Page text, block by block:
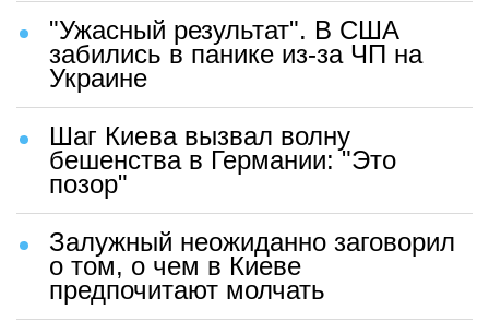
"Ужасный результат". В США
забились в панике из-за ЧП на
Украине
Шаг Киева вызвал волну
бешенства в Германии: "Это
позор"
Залужный неожиданно заговорил
о том, о чем в Киеве
предпочитают молчать